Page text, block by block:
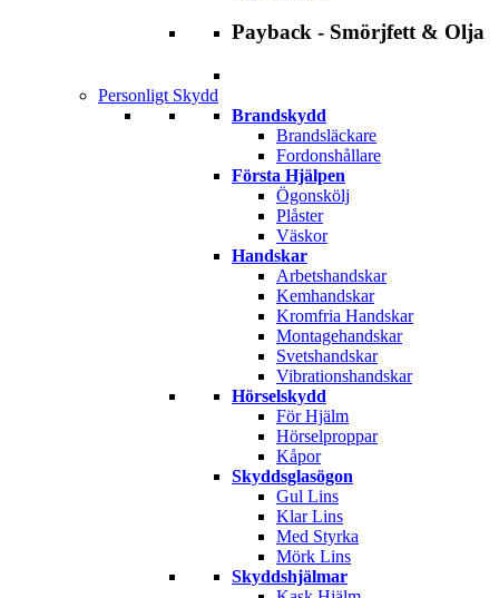
Payback - Smörjfett & Olja
Personligt Skydd
Brandskydd
Brandsläckare
Fordonshållare
Första Hjälpen
Ögonskölj
Plåster
Väskor
Handskar
Arbetshandskar
Kemhandskar
Kromfria Handskar
Montagehandskar
Svetshandskar
Vibrationshandskar
Hörselskydd
För Hjälm
Hörselproppar
Kåpor
Skyddsglasögon
Gul Lins
Klar Lins
Med Styrka
Mörk Lins
Skyddshjälmar